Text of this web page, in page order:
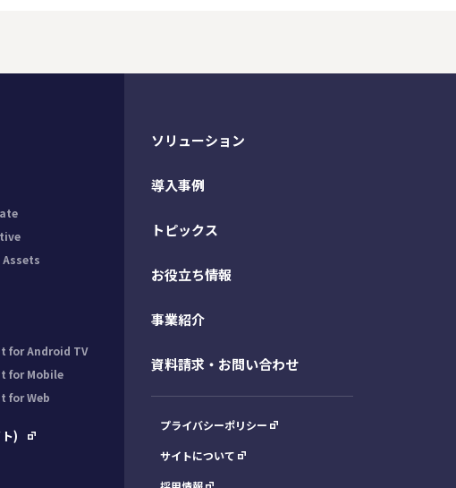
for Android TV
for Mobile
for Web
)
ソリューション
導入事例
トピックス
お役立ち情報
事業紹介
資料請求・お問い合わせ
プライバシーポリシー
サイトについて